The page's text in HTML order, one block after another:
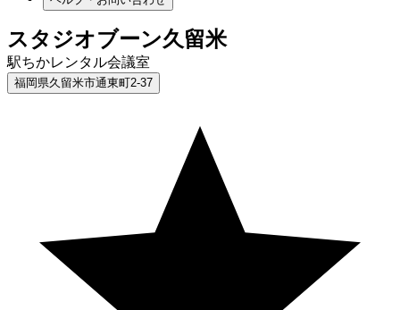
スタジオブーン久留米
駅ちかレンタル会議室
福岡県久留米市通東町2-37